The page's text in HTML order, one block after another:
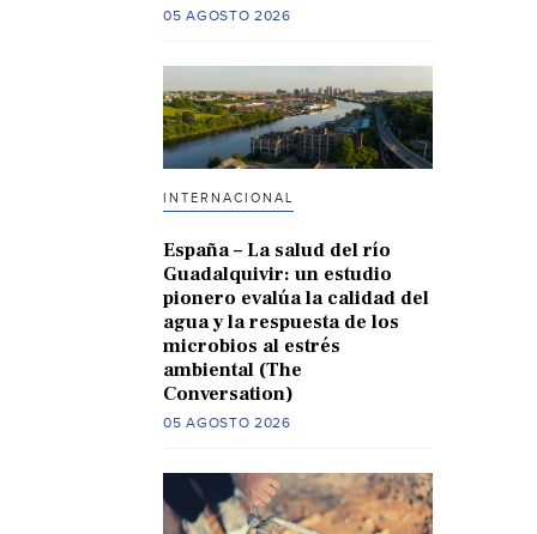
05 AGOSTO 2026
INTERNACIONAL
España – La salud del río
Guadalquivir: un estudio
pionero evalúa la calidad del
agua y la respuesta de los
microbios al estrés
ambiental (The
Conversation)
05 AGOSTO 2026